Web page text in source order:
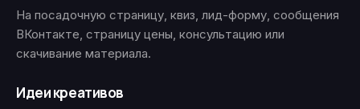
На посадочную страницу, квиз, лид-форму, сообщения
ВКонтакте, страницу цены, консультацию или
скачивание материала.
Идеи креативов